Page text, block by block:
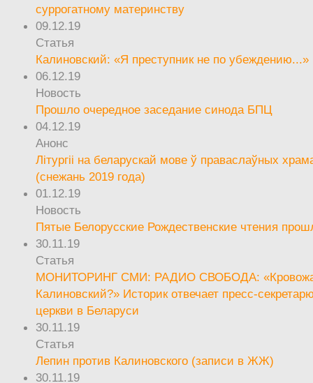
суррогатному материнству
09.12.19
Статья
Калиновский: «Я преступник не по убеждению...»
06.12.19
Новость
Прошло очередное заседание синода БПЦ
04.12.19
Анонс
Літургіі на беларускай мове ў праваслаўных
(снежань 2019 года)
01.12.19
Новость
Пятые Белорусские Рождественские чтения
30.11.19
Статья
МОНИТОРИНГ СМИ: РАДИО СВОБОДА:
Калиновский?» Историк отвечает пресс-
церкви в Беларуси
30.11.19
Статья
Лепин против Калиновского (записи в ЖЖ)
30.11.19